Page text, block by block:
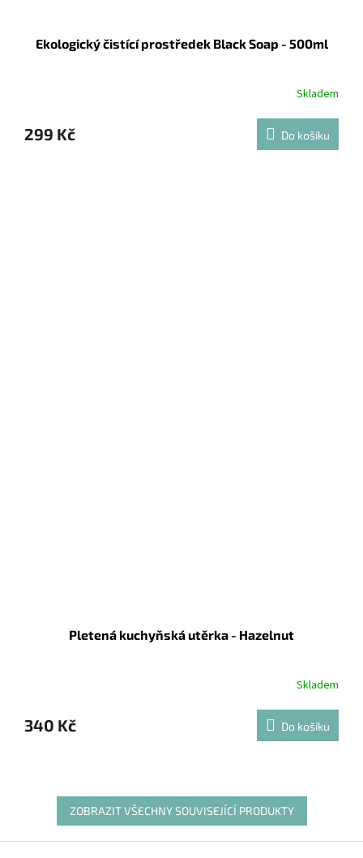
Ekologický čistící prostředek Black Soap - 500ml
Skladem
299 Kč Do košíku
Pletená kuchyňská utěrka - Hazelnut
Skladem
340 Kč Do košíku
ZOBRAZIT VŠECHNY SOUVISEJÍCÍ PRODUKTY